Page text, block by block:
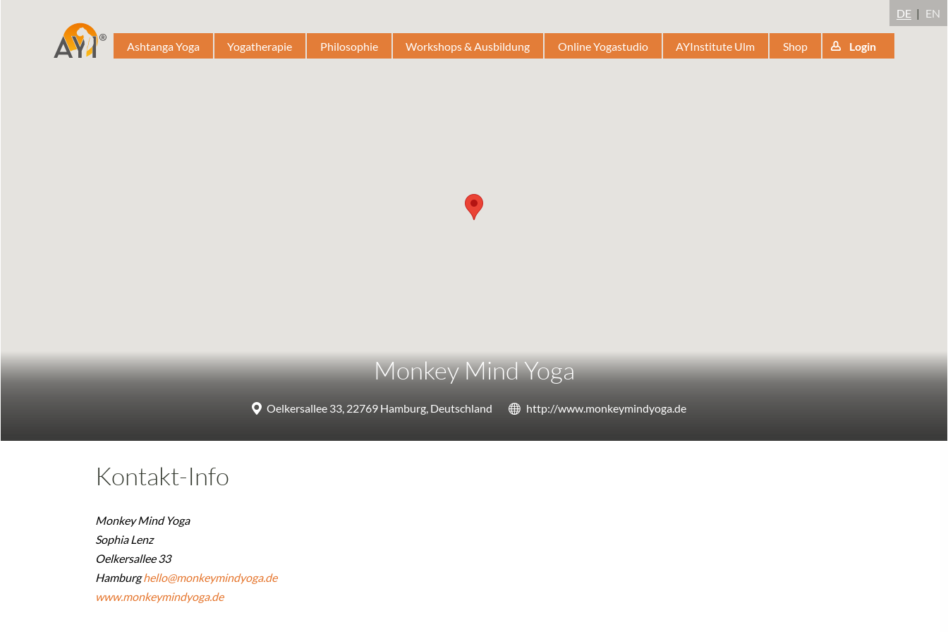
DE EN
Ashtanga Yoga Yogatherapie Philosophie Workshops & Ausbildung Online Yogastudio AYInstitute Ulm Shop Login
Monkey Mind Yoga
Oelkersallee 33, 22769 Hamburg, Deutschland http://www.monkeymindyoga.de
Kontakt-Info
Monkey Mind Yoga
Sophia Lenz
Oelkersallee 33
Hamburghello@monkeymindyoga.de
www.monkeymindyoga.de